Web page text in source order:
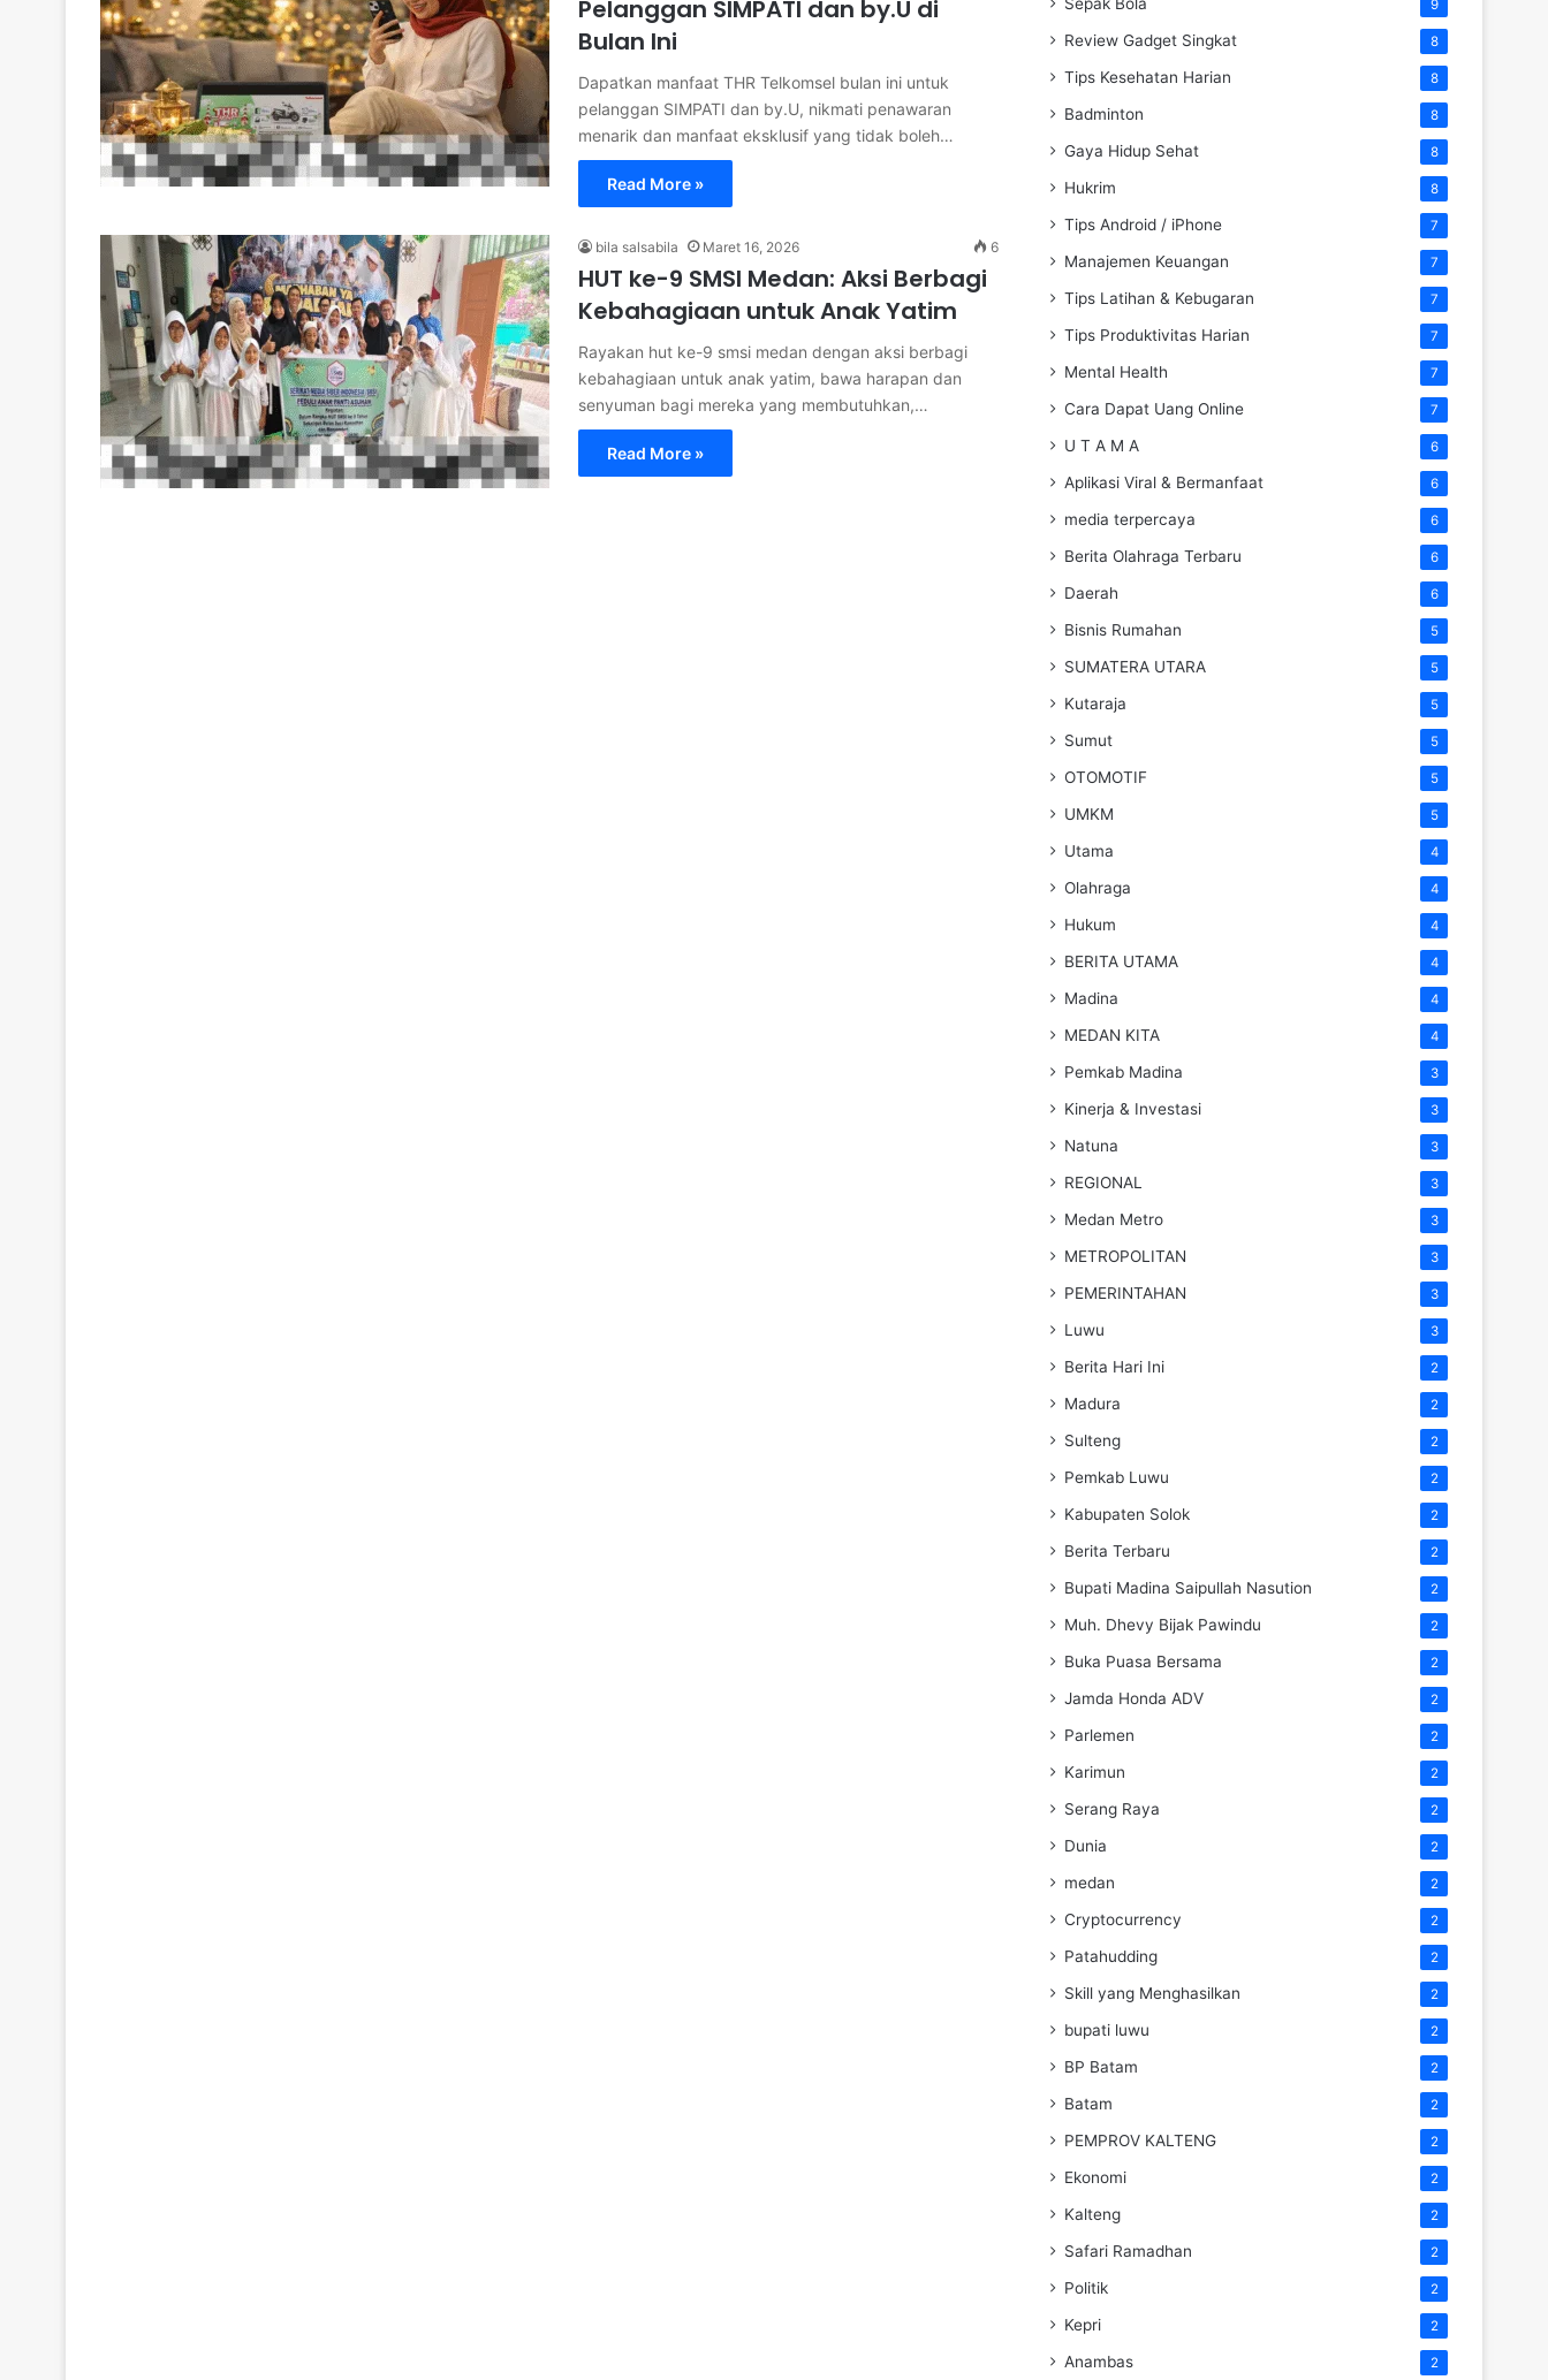
Pelanggan SIMPATI dan by.U di
Bulan Ini
Dapatkan manfaat THR Telkomsel bulan ini untuk
pelanggan SIMPATI dan by.U, nikmati penawaran
menarik dan manfaat eksklusif yang tidak boleh…
Read More »
bila salsabila Maret 16, 2026 6
HUT ke-9 SMSI Medan: Aksi Berbagi
Kebahagiaan untuk Anak Yatim
Rayakan hut ke-9 smsi medan dengan aksi berbagi
kebahagiaan untuk anak yatim, bawa harapan dan
senyuman bagi mereka yang membutuhkan,…
Read More »
9
Review Gadget Singkat 8
Tips Kesehatan Harian 8
Badminton 8
Gaya Hidup Sehat 8
Hukrim 8
Tips Android / iPhone 7
Manajemen Keuangan 7
Tips Latihan & Kebugaran 7
Tips Produktivitas Harian 7
Mental Health 7
Cara Dapat Uang Online 7
U T A M A 6
Aplikasi Viral & Bermanfaat 6
media terpercaya 6
Berita Olahraga Terbaru 6
Daerah 6
Bisnis Rumahan 5
SUMATERA UTARA 5
Kutaraja 5
Sumut 5
OTOMOTIF 5
UMKM 5
Utama 4
Olahraga 4
Hukum 4
BERITA UTAMA 4
Madina 4
MEDAN KITA 4
Pemkab Madina 3
Kinerja & Investasi 3
Natuna 3
REGIONAL 3
Medan Metro 3
METROPOLITAN 3
PEMERINTAHAN 3
Luwu 3
Berita Hari Ini 2
Madura 2
Sulteng 2
Pemkab Luwu 2
Kabupaten Solok 2
Berita Terbaru 2
Bupati Madina Saipullah Nasution 2
Muh. Dhevy Bijak Pawindu 2
Buka Puasa Bersama 2
Jamda Honda ADV 2
Parlemen 2
Karimun 2
Serang Raya 2
Dunia 2
medan 2
Cryptocurrency 2
Patahudding 2
Skill yang Menghasilkan 2
bupati luwu 2
BP Batam 2
Batam 2
PEMPROV KALTENG 2
Ekonomi 2
Kalteng 2
Safari Ramadhan 2
Politik 2
Kepri 2
Anambas 2